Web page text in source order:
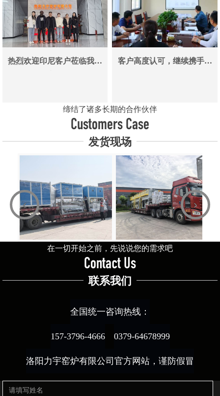
热烈欢迎印尼客户莅临我司
客户高度认可，继续携手同
缔结了诸多长期的合作伙伴
Customers Case
发货现场
‹ ›
在一切开始之前，先说说您的需求吧
Contact Us
联系我们
全国统一咨询热线：
157-3796-4666 0379-64678999
洛阳力宇窑炉有限公司官方网站，谨防假冒